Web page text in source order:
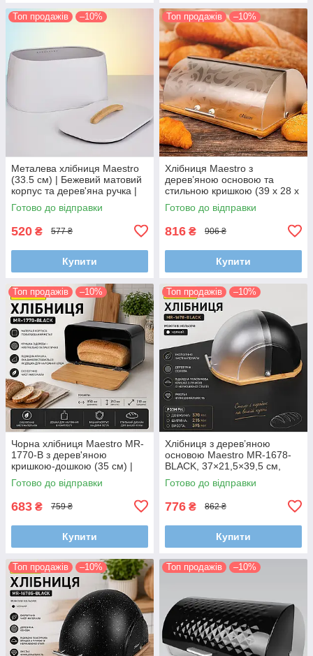
Топ продажів –10%
Металева хлібниця Maestro
(33.5 см) | Бежевий матовий
корпус та дерев'яна ручка |
Ергономічний дизайн
Готово до відправки
520 ₴ 577 ₴
Купити
Топ продажів –10%
Хлібниця Maestro з
дерев’яною основою та
стильною кришкою (39 х 28 х
14,5 см)
Готово до відправки
816 ₴ 906 ₴
Купити
Топ продажів –10%
Чорна хлібниця Maestro MR-
1770-B з дерев'яною
кришкою-дошкою (35 см) |
Металевий корпус
Готово до відправки
683 ₴ 759 ₴
Купити
Топ продажів –10%
Хлібниця з дерев’яною
основою Maestro MR-1678-
BLACK, 37×21,5×39,5 см,
чорна— стильне та безпечне
зберігання хліба
Готово до відправки
776 ₴ 862 ₴
Купити
Топ продажів –10% Топ продажів –10%